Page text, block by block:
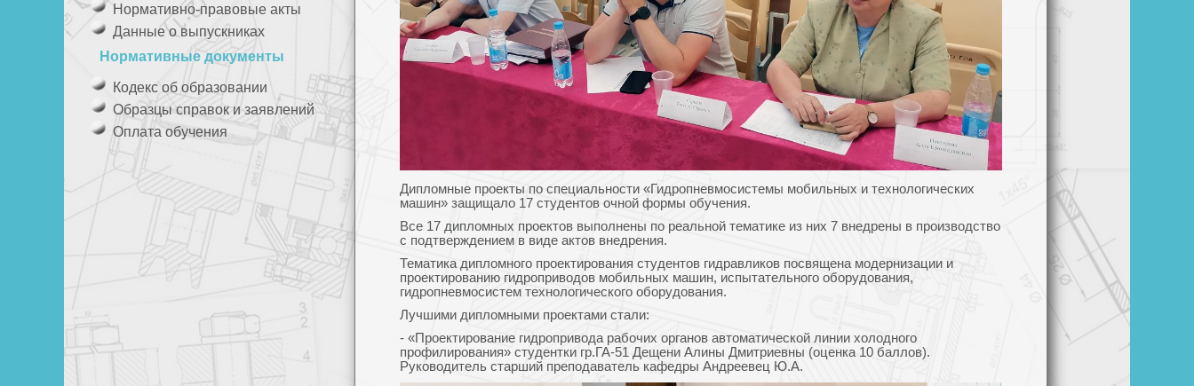
Дипломные проекты по специальности «Гидропневмосистемы мобильных и технологических
машин» защищало 17 студентов очной формы обучения.
Все 17 дипломных проектов выполнены по реальной тематике из них 7 внедрены в производство
с подтверждением в виде актов внедрения.
Тематика дипломного проектирования студентов гидравликов посвящена модернизации и
проектированию гидроприводов мобильных машин, испытательного оборудования,
гидропневмосистем технологического оборудования.
Лучшими дипломными проектами стали:
- «Проектирование гидропривода рабочих органов автоматической линии холодного
профилирования» студентки гр.ГА-51 Дещени Алины Дмитриевны (оценка 10 баллов).
Руководитель старший преподаватель кафедры Андреевец Ю.А.
Нормативно-правовые акты
Данные о выпускниках
Нормативные документы
Кодекс об образовании
Образцы справок и заявлений
Оплата обучения